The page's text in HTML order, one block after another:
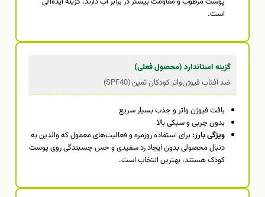
است.
گزینه استاندارد (محصول فعلی)
ضد آفتاب فیوژن‌واتر کودکان ثمین (SPF40)
بافت فیوژن واتر و جذب بسیار سریع
بدون چربی و سبکی بالا
ویژگی بارز:برای استفاده روزمره و فعالیت‌های معمول که والدین به
دنبال محصولی بدون ایجاد رد سفیدی و حس چسبندگی روی پوست
کودک هستند، بهترین انتخاب است.